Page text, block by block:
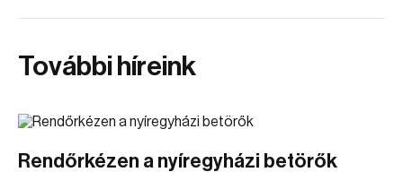
További híreink
Rendőrkézen a nyíregyházi betörők